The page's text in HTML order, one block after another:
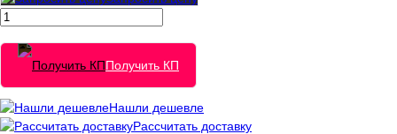
Получить КП
Нашли дешевле
Рассчитать доставку